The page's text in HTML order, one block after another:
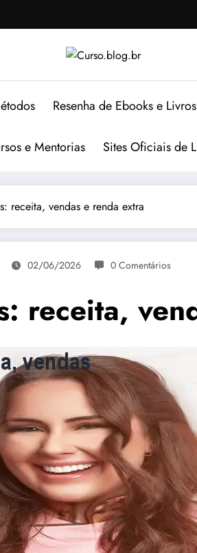
Resenha de Ebooks e Livros
e Mentorias Sites Oficiais de
receita, vendas e renda extra
02/06/2026 0 Comentários
receita,